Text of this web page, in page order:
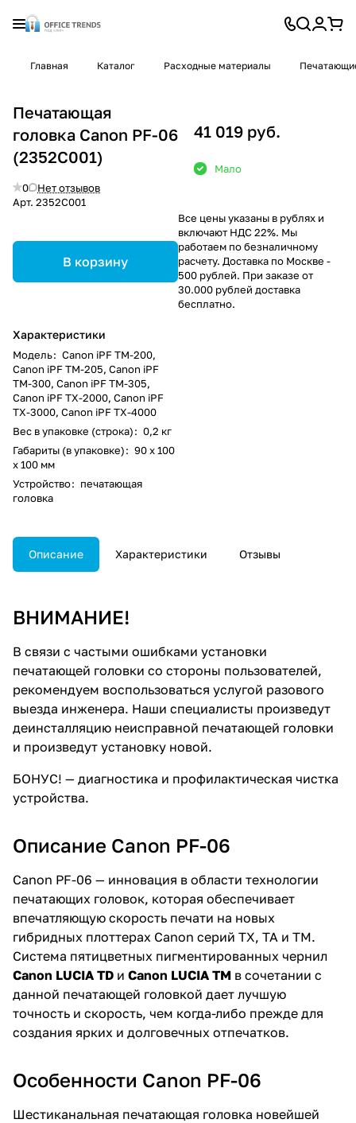
Главная Каталог Расходные материалы
Печатающая
головка Canon PF-06
(2352C001)
0
Нет отзывов
Арт. 2352C001
В корзину
Характеристики
Модель: Canon iPF TM-200,
Canon iPF TM-205, Canon iPF
TM-300, Canon iPF TM-305,
Canon iPF TX-2000, Canon iPF
TX-3000, Canon iPF TX-4000
Вес в упаковке (строка): 0,2 кг
Габариты (в упаковке): 90 x 100
x 100 мм
Устройство: печатающая
головка
41 019 руб.
Мало
Все цены указаны в рублях и
включают НДС 22%. Мы
работаем по безналичному
расчету. Доставка по Москве -
500 рублей. При заказе от
30.000 рублей доставка
бесплатно.
Описание Характеристики Отзывы
ВНИМАНИЕ!
В связи с частыми ошибками установки
печатающей головки со стороны пользователей,
рекомендуем воспользоваться услугой разового
выезда инженера. Наши специалисты произведут
деинсталляцию неисправной печатающей головки
и произведут установку новой.
БОНУС! — диагностика и профилактическая чистка
устройства.
Описание Canon PF-06
Canon PF-06 — инновация в области технологии
печатающих головок, которая обеспечивает
впечатляющую скорость печати на новых
гибридных плоттерах Canon серий TX, TA и TM.
Система пятицветных пигментированных чернил
Canon LUCIA TD и Canon LUCIA TM в сочетании с
данной печатающей головкой дает лучшую
точность и скорость, чем когда-либо прежде для
создания ярких и долговечных отпечатков.
Особенности Canon PF-06
Шестиканальная печатающая головка новейшей